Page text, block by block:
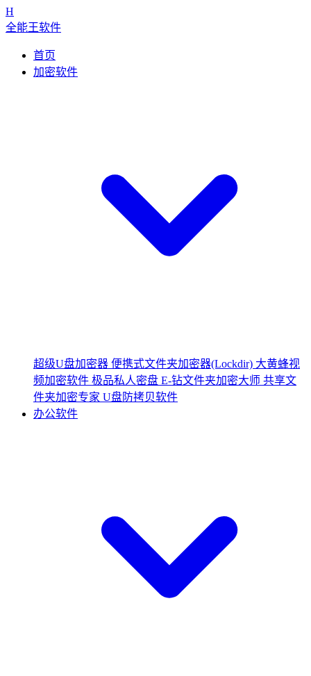
H
全能王软件
首页
加密软件
超级U盘加密器 便携式文件夹加密器(Lockdir) 大黄蜂视
频加密软件 极品私人密盘 E-钻文件夹加密大师 共享文
件夹加密专家 U盘防拷贝软件
办公软件